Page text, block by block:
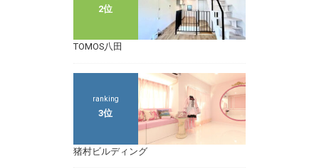
2位
TOMOS八田
ranking
3位
猪村ビルディング